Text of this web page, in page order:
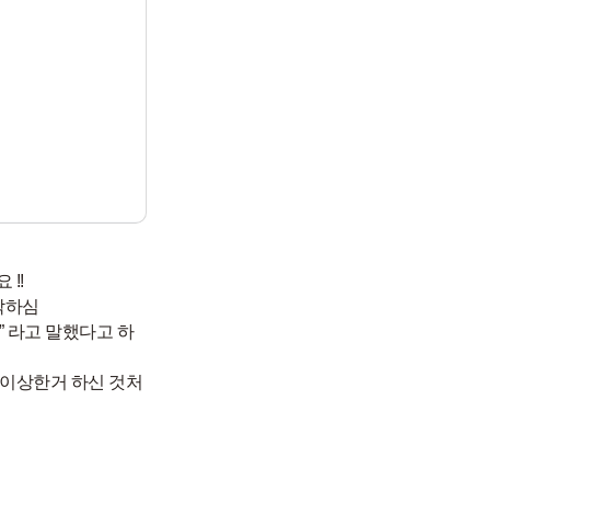
!!
하심
라고 말했다고 하
상한거 하신 것처